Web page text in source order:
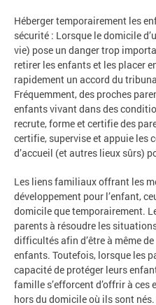
Héberger temporairement les
sécurité : Lorsque le domicile
vie) pose un danger trop
retirer les enfants et les placer
rapidement un accord du
Fréquemment, des proches
enfants vivant dans des
recrute, forme et certifie des
certifie, supervise et appuie les
d’accueil (et autres lieux sûrs)
Les liens familiaux offrant les
développement pour l’enfant,
domicile que temporairement.
parents à résoudre les
difficultés afin d’être à même
enfants. Toutefois, lorsque les
capacité de protéger leurs
famille s’efforcent d’offrir à
hors du domicile où ils sont nés.